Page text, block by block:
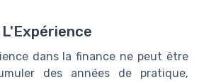
dans la finance ne peut être
des années de pratique,